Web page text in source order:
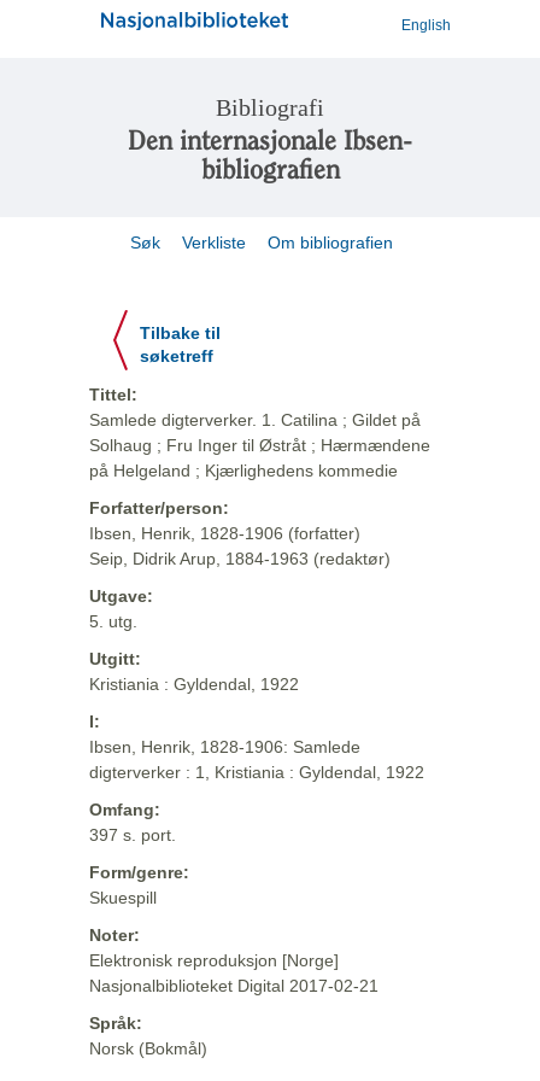
English
Bibliografi
Den internasjonale Ibsen-
bibliografien
Søk Verkliste Om bibliografien
Tilbake til
søketreff
Tittel:
Samlede digterverker. 1. Catilina ; Gildet på
Solhaug ; Fru Inger til Østråt ; Hærmændene
på Helgeland ; Kjærlighedens kommedie
Forfatter/person:
Ibsen, Henrik, 1828-1906 (forfatter)
Seip, Didrik Arup, 1884-1963 (redaktør)
Utgave:
5. utg.
Utgitt:
Kristiania : Gyldendal, 1922
I:
Ibsen, Henrik, 1828-1906: Samlede
digterverker : 1, Kristiania : Gyldendal, 1922
Omfang:
397 s. port.
Form/genre:
Skuespill
Noter:
Elektronisk reproduksjon [Norge]
Nasjonalbiblioteket Digital 2017-02-21
Språk:
Norsk (Bokmål)